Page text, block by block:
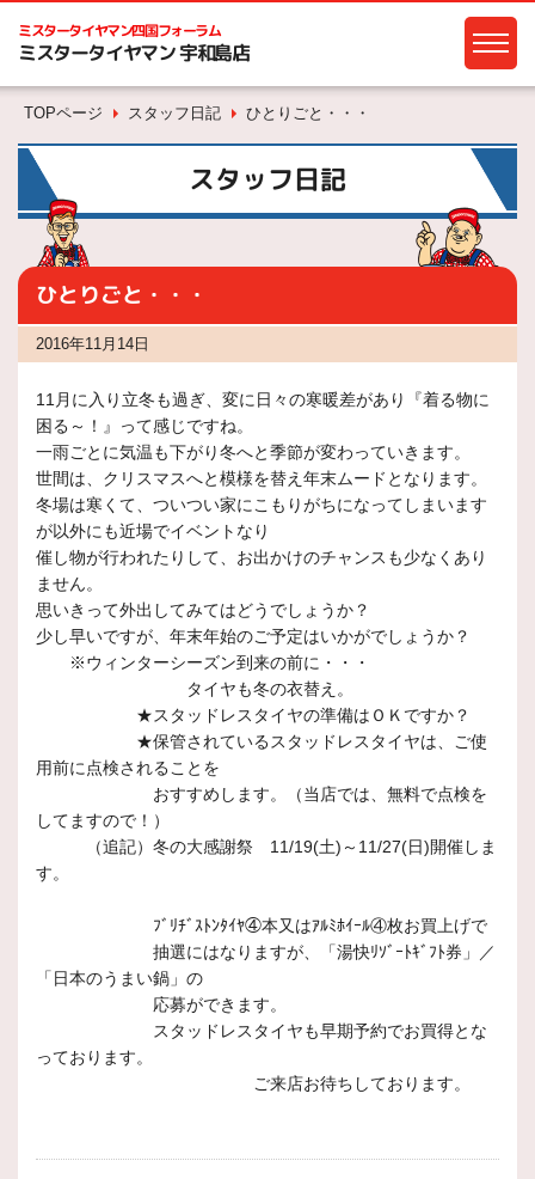
ミスタータイヤマン四国フォーラム
ミスタータイヤマン 宇和島店
TOPページ スタッフ日記 ひとりごと・・・
スタッフ日記
ひとりごと・・・
2016年11月14日
11月に入り立冬も過ぎ、変に日々の寒暖差があり『着る物に
困る～！』って感じですね。
一雨ごとに気温も下がり冬へと季節が変わっていきます。
世間は、クリスマスへと模様を替え年末ムードとなります。
冬場は寒くて、ついつい家にこもりがちになってしまいます
が以外にも近場でイベントなり
催し物が行われたりして、お出かけのチャンスも少なくあり
ません。
思いきって外出してみてはどうでしょうか？
少し早いですが、年末年始のご予定はいかがでしょうか？
※ウィンターシーズン到来の前に・・・
タイヤも冬の衣替え。
★スタッドレスタイヤの準備はＯＫですか？
★保管されているスタッドレスタイヤは、ご使
用前に点検されることを
おすすめします。（当店では、無料で点検を
してますので！）
（追記）冬の大感謝祭 11/19(土)～11/27(日)開催しま
す。
ﾌﾞﾘﾁﾞｽﾄﾝﾀｲﾔ④本又はｱﾙﾐﾎｲｰﾙ④枚お買上げで
抽選にはなりますが、「湯快ﾘｿﾞｰﾄｷﾞﾌﾄ券」／
「日本のうまい鍋」の
応募ができます。
スタッドレスタイヤも早期予約でお買得とな
っております。
ご来店お待ちしております。